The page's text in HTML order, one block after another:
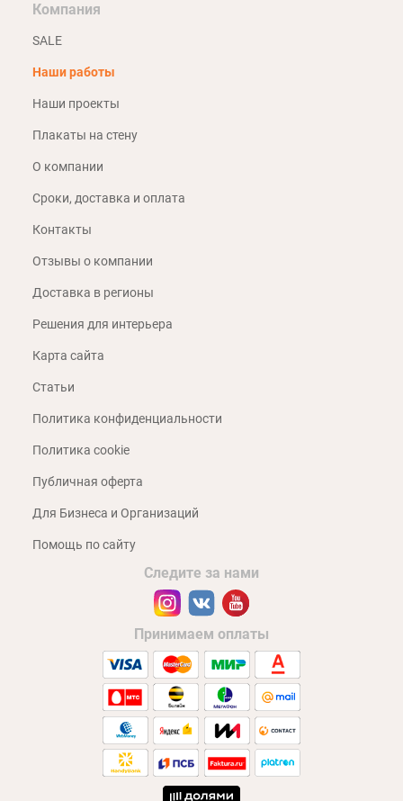
Компания
SALE
Наши работы
Наши проекты
Плакаты на стену
О компании
Сроки, доставка и оплата
Контакты
Отзывы о компании
Доставка в регионы
Решения для интерьера
Карта сайта
Статьи
Политика конфиденциальности
Политика cookie
Публичная оферта
Для Бизнеса и Организаций
Помощь по сайту
Следите за нами
Принимаем оплаты